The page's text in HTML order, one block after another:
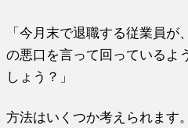
「今月末で退職する従業員
の悪口を言って回っているよ
しょう？」
方法はいくつか考えられます。